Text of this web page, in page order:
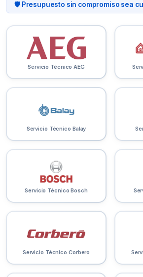
🛡️ Presupuesto sin compromiso sea
Servicio Técnico AEG
Servicio Técnico Balay
Servicio Técnico Bosch
Servicio Técnico Corbero